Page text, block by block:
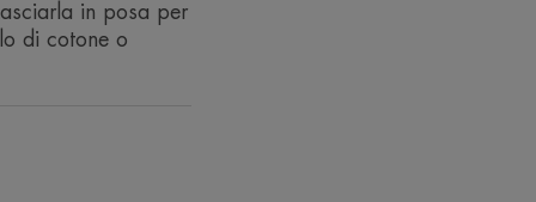
Termale Avène e di agenti idro-
intensamente la pelle sensibile.
in posa per
di cotone o